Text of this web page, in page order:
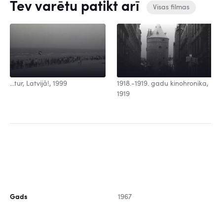
Tev varētu patikt arī Visas filmas
...tur, Latvijā!, 1999
1918.-1919. gadu kinohronika,
1919
Gads 1967